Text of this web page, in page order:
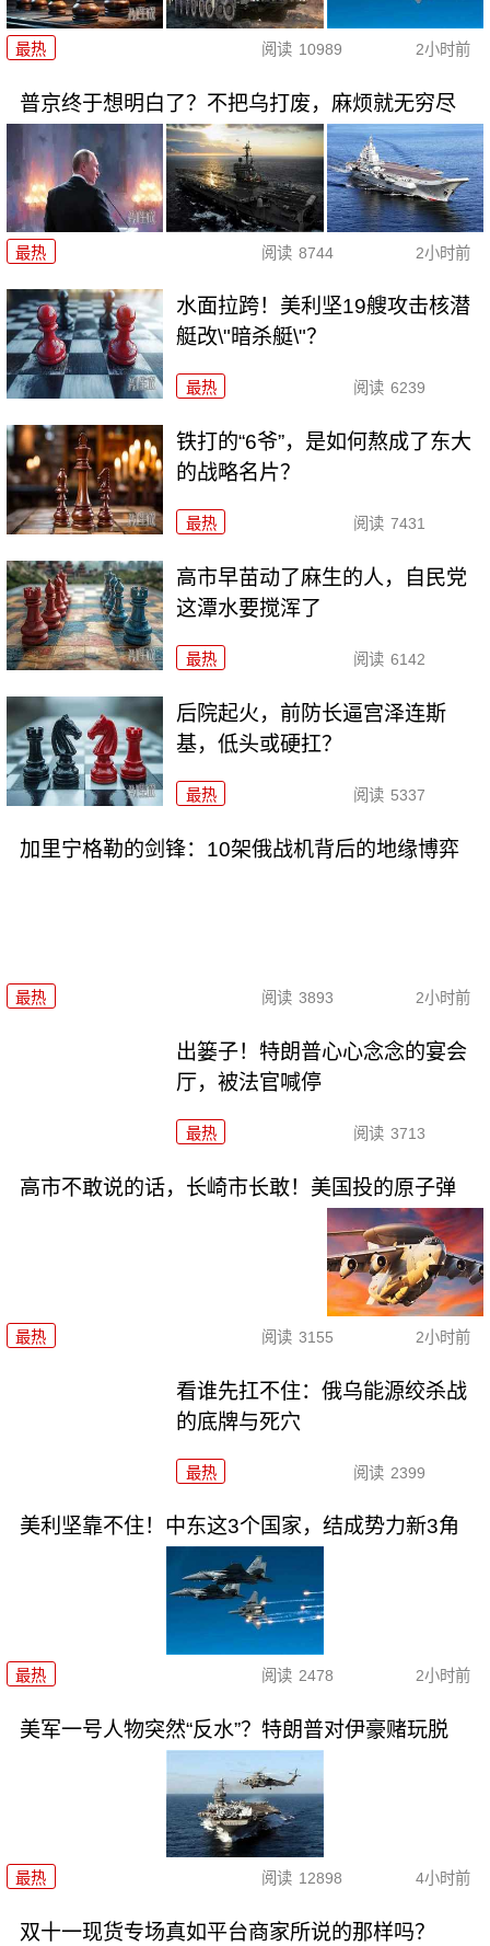
最热 阅读 10989 2小时前
普京终于想明白了？不把乌打废，麻烦就无穷尽
最热 阅读 8744 2小时前
水面拉跨！美利坚19艘攻击核潜
艇改\"暗杀艇\"？
最热 阅读 6239
铁打的“6爷”，是如何熬成了东大
的战略名片？
最热 阅读 7431
高市早苗动了麻生的人，自民党
这潭水要搅浑了
最热 阅读 6142
后院起火，前防长逼宫泽连斯
基，低头或硬扛？
最热 阅读 5337
加里宁格勒的剑锋：10架俄战机背后的地缘博弈
最热 阅读 3893 2小时前
出篓子！特朗普心心念念的宴会
厅，被法官喊停
最热 阅读 3713
高市不敢说的话，长崎市长敢！美国投的原子弹
最热 阅读 3155 2小时前
看谁先扛不住：俄乌能源绞杀战
的底牌与死穴
最热 阅读 2399
美利坚靠不住！中东这3个国家，结成势力新3角
最热 阅读 2478 2小时前
美军一号人物突然“反水”？特朗普对伊豪赌玩脱
最热 阅读 12898 4小时前
双十一现货专场真如平台商家所说的那样吗？